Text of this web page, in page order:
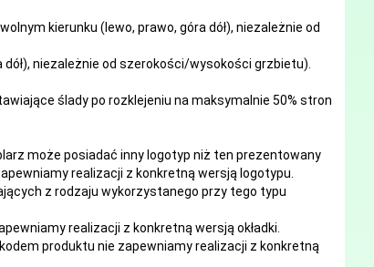
kierunku (lewo, prawo, góra dół), niezależnie od
niezależnie od szerokości/wysokości grzbietu).
ślady po rozklejeniu na maksymalnie 50% stron
może posiadać inny logotyp niż ten prezentowany
realizacji z konkretną wersją logotypu.
z rodzaju wykorzystanego przy tego typu
realizacji z konkretną wersją okładki.
produktu nie zapewniamy realizacji z konkretną